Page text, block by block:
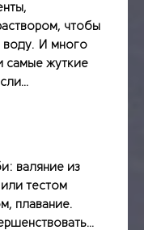
чтобы
воду. И много
самые жуткие
валяние из
тестом
плавание.